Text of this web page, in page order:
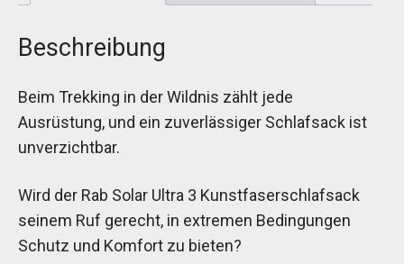
Beschreibung
Beim Trekking in der Wildnis zählt jede
Ausrüstung, und ein zuverlässiger Schlafsack ist
unverzichtbar.
Wird der Rab Solar Ultra 3 Kunstfaserschlafsack
seinem Ruf gerecht, in extremen Bedingungen
Schutz und Komfort zu bieten?